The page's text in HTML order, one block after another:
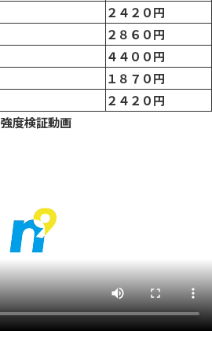
２４２０円
２８６０円
４４００円
１８７０円
２４２０円
強度検証動画